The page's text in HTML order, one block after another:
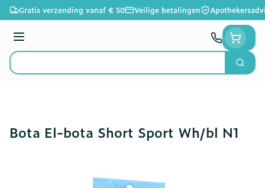
Ga naar de inhoud
Gratis verzending vanaf € 50 Veilige betalingen
Menu
Product, merk, categorie...
Zoek
Bota El-bota Short Sport Wh/bl N1